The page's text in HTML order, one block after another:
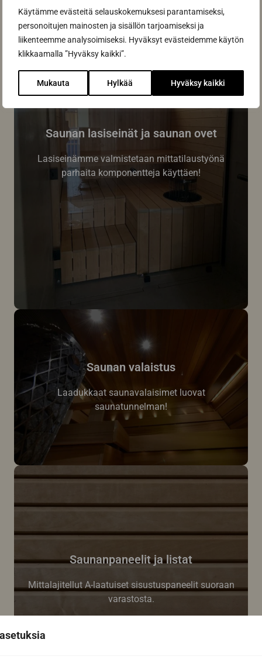
Käytämme evästeitä selauskokemuksesi parantamiseksi,
personoitujen mainosten ja sisällön tarjoamiseksi ja
liikenteemme analysoimiseksi. Hyväksyt evästeidemme käytön
klikkaamalla ”Hyväksy kaikki”.
Mukauta Hylkää Hyväksy kaikki
Saunan lasiseinät ja saunan ovet
Lasiseinämme valmistetaan mittatilaustyönä
parhaita komponentteja käyttäen!
Saunan valaistus
Laadukkaat saunavalaisimet luovat
saunatunnelman!
Saunanpaneelit ja listat
Mittalajitellut A-laatuiset sisustuspaneelit suoraan
varastosta.